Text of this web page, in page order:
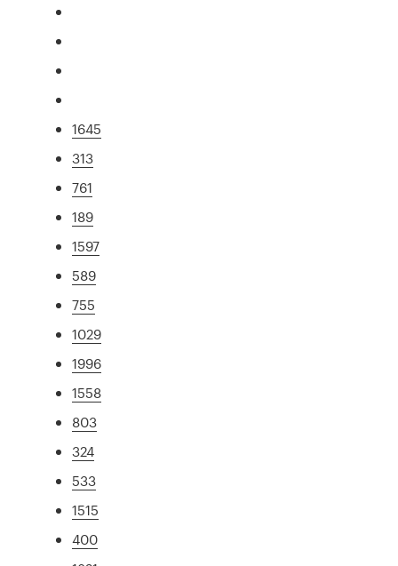
1645
313
761
189
1597
589
755
1029
1996
1558
803
324
533
1515
400